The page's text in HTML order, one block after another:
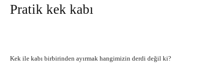
Pratik kek kabı
Kek ile kabı birbirinden ayırmak hangimizin derdi değil ki?